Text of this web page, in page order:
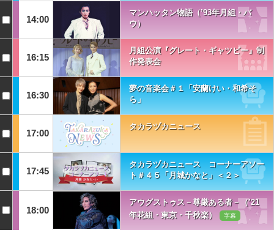
14:00
マンハッタン物語（’93年月組・バ
ウ）
16:15
月組公演『グレート・ギャツビー』制
作発表会
16:30
夢の音楽会＃１「安蘭けい・和希そ
ら」
17:00
タカラヅカニュース
17:45
タカラヅカニュース コーナーアソー
ト＃４５「月城かなと」＜２＞
18:00
アウグストゥス－尊厳ある者－（’21
年花組・東京・千秋楽）
字幕